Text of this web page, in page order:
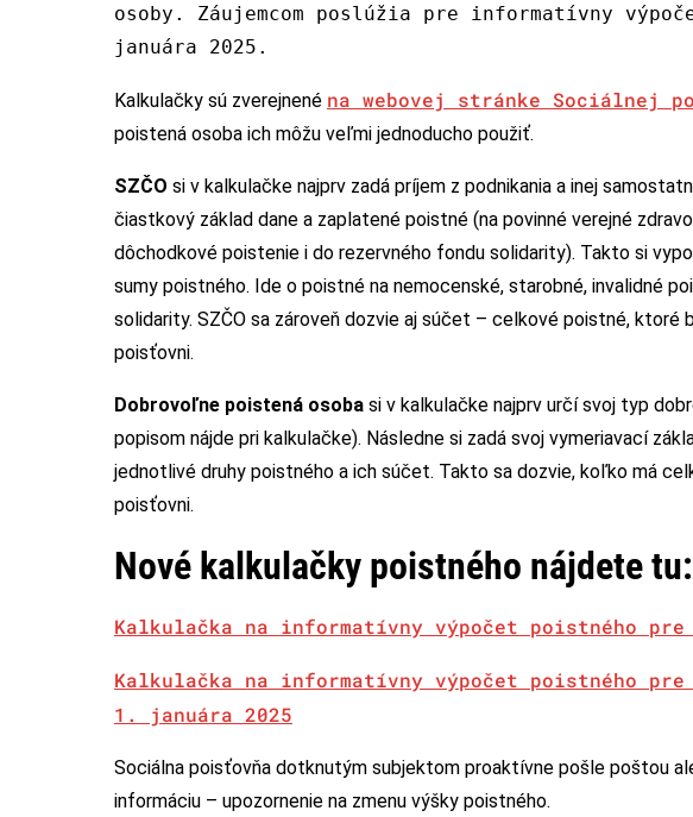
osoby. Záujemcom poslúžia pre informatívny
januára 2025.
Kalkulačky sú zverejnené na webovej stránke Sociálnej
poistená osoba ich môžu veľmi jednoducho použiť.
SZČO si v kalkulačke najprv zadá príjem z podnikania a inej
čiastkový základ dane a zaplatené poistné (na povinné verejné
dôchodkové poistenie i do rezervného fondu solidarity). Takto si
sumy poistného. Ide o poistné na nemocenské, starobné, invalidné
solidarity. SZČO sa zároveň dozvie aj súčet – celkové poistné, ktoré
poisťovni.
Dobrovoľne poistená osoba si v kalkulačke najprv určí svoj typ
popisom nájde pri kalkulačke). Následne si zadá svoj vymeriavací
jednotlivé druhy poistného a ich súčet. Takto sa dozvie, koľko má
poisťovni.
Nové kalkulačky poistného nájdete tu:
Kalkulačka na informatívny výpočet poistného pre
Kalkulačka na informatívny výpočet poistného pre
1. januára 2025
Sociálna poisťovňa dotknutým subjektom proaktívne pošle poštou
informáciu – upozornenie na zmenu výšky poistného.